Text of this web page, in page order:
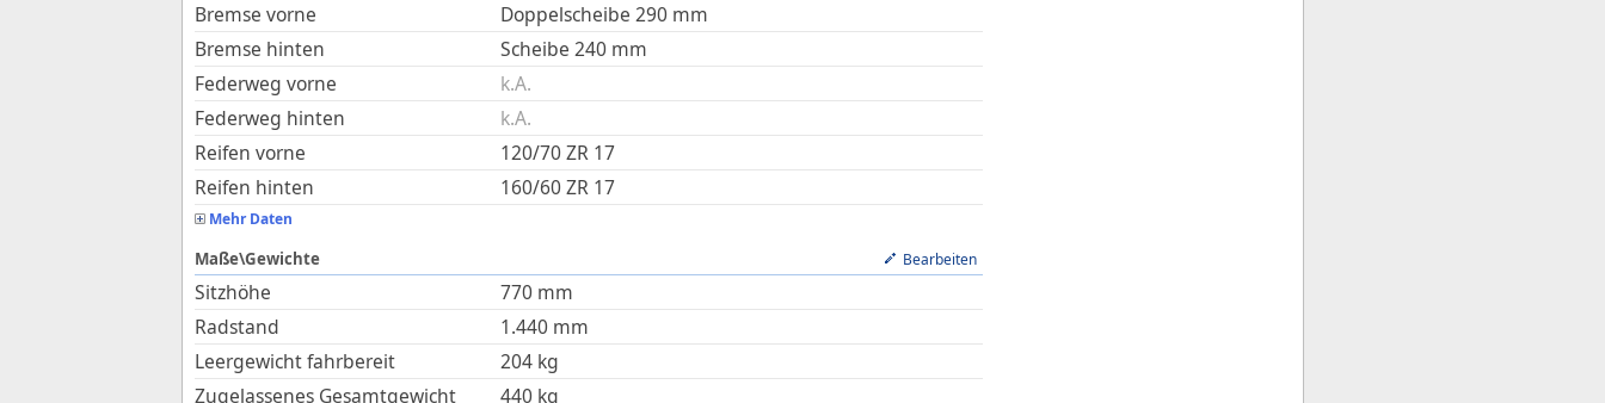
Bremse vorne
Doppelscheibe 290 mm
Bremse hinten
Scheibe 240 mm
Federweg vorne
k.A.
Federweg hinten
k.A.
Reifen vorne
120/70 ZR 17
Reifen hinten
160/60 ZR 17
Mehr Daten
Maße\Gewichte Bearbeiten
Sitzhöhe 770 mm
Radstand
1.440 mm
Leergewicht fahrbereit
204 kg
Zugelassenes Gesamtgewicht
440 kg